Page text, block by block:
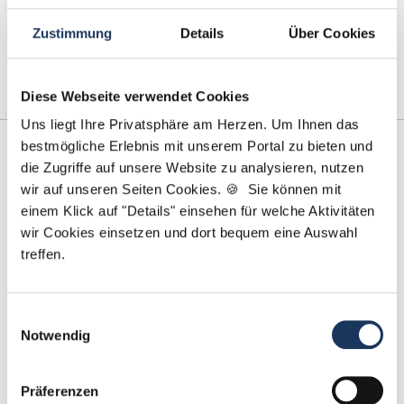
Zustimmung Details Über Cookies
Diese Webseite verwendet Cookies
Uns liegt Ihre Privatsphäre am Herzen. Um Ihnen das
bestmögliche Erlebnis mit unserem Portal zu bieten und
die Zugriffe auf unsere Website zu analysieren, nutzen
wir auf unseren Seiten Cookies. 🍪 Sie können mit
einem Klick auf "Details" einsehen für welche Aktivitäten
wir Cookies einsetzen und dort bequem eine Auswahl
treffen.
Notwendig
Präferenzen
von Marie Arensmann
Lesezeit: ca.3 Min.| Beitrag vom :27.08.2025
der anspruchsvollsten Fachgebiete der …